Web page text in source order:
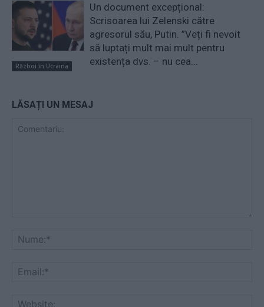
Război în Ucraina
Un document excepțional:
Scrisoarea lui Zelenski către
agresorul său, Putin. ”Veți fi nevoit
să luptați mult mai mult pentru
existența dvs. – nu cea...
LĂSAȚI UN MESAJ